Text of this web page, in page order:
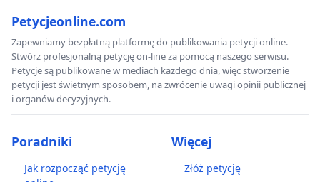
Petycjeonline.com
Zapewniamy bezpłatną platformę do publikowania petycji online.
Stwórz profesjonalną petycję on-line za pomocą naszego serwisu.
Petycje są publikowane w mediach każdego dnia, więc stworzenie
petycji jest świetnym sposobem, na zwrócenie uwagi opinii publicznej
i organów decyzyjnych.
Poradniki
Jak rozpocząć petycję
Więcej
Złóż petycję